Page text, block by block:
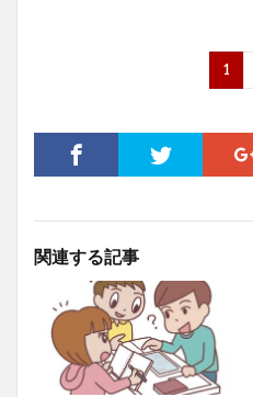
1
関連する記事